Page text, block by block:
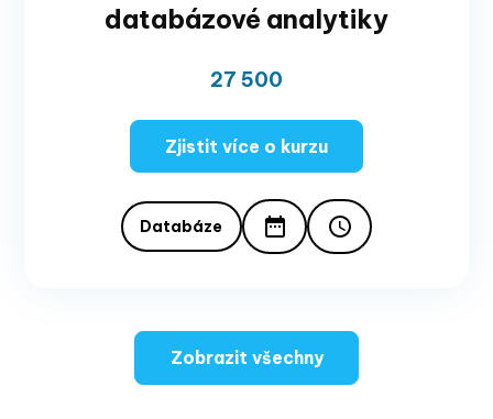
databázové analytiky
27 500
Zjistit více o kurzu
Databáze
Zobrazit všechny